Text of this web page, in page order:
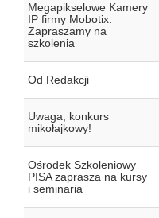
Megapikselowe Kamery
IP firmy Mobotix.
Zapraszamy na
szkolenia
Od Redakcji
Uwaga, konkurs
mikołajkowy!
Ośrodek Szkoleniowy
PISA zaprasza na kursy
i seminaria